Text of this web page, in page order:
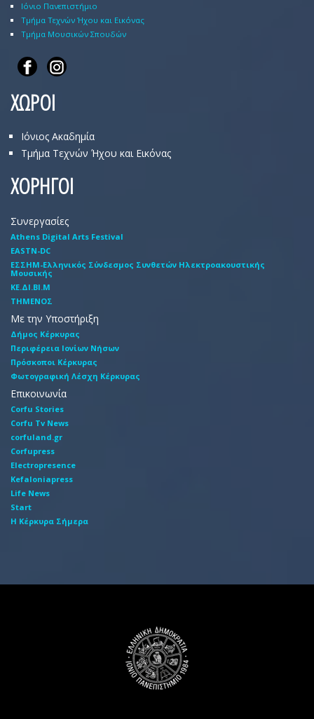
Ιόνιο Πανεπιστήμιο
Τμήμα Τεχνών Ήχου και Εικόνας
Τμήμα Μουσικών Σπουδών
ΧΩΡΟΙ
Ιόνιος Ακαδημία
Τμήμα Τεχνών Ήχου και Εικόνας
ΧΟΡΗΓΟΙ
Συνεργασίες
Athens Digital Arts Festival
EASTN-DC
EΣΣHM-Eλληνικός Σύνδεσμος Συνθετών Hλεκτροακουστικής
Mουσικής
ΚΕ.ΔΙ.ΒΙ.Μ
ΤΗΜΕΝΟΣ
Με την Υποστήριξη
Δήμος Κέρκυρας
Περιφέρεια Ιονίων Νήσων
Πρόσκοποι Κέρκυρας
Φωτογραφική Λέσχη Κέρκυρας
Επικοινωνία
Corfu Stories
Corfu Tv News
corfuland.gr
Corfupress
Electropresence
Kefaloniapress
Life News
Start
Η Κέρκυρα Σήμερα